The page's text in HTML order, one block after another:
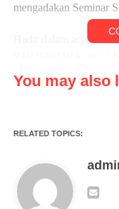
mengadakan Seminar
Hadir dalam acara
Sekretaris
Srikandi LMPP
oleh Syamdjuniston,
You may also
RELATED TOPICS: